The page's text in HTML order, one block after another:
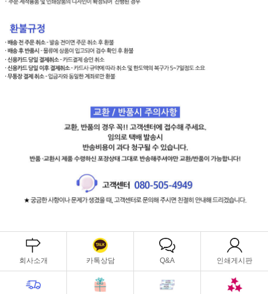
회사소개 카톡상담 Q&A 인쇄게시판